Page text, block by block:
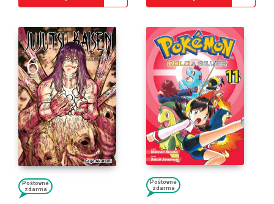
Poštovné
zdarma
Poštovné
zdarma